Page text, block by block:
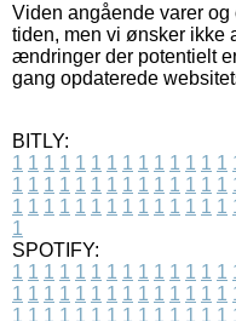
Viden angående varer
tiden, men vi ønsker ikke
ændringer der potentielt
gang opdaterede
BITLY:
1 1 1 1 1 1 1 1 1 1 1 1 1 1
1 1 1 1 1 1 1 1 1 1 1 1 1 1
1 1 1 1 1 1 1 1 1 1 1 1 1 1
1
SPOTIFY:
1 1 1 1 1 1 1 1 1 1 1 1 1 1
1 1 1 1 1 1 1 1 1 1 1 1 1 1
1 1 1 1 1 1 1 1 1 1 1 1 1 1